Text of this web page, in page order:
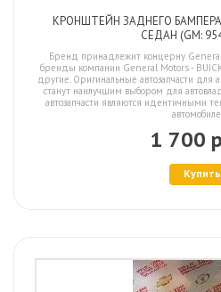
КРОНШТЕЙН ЗАДНЕГО
СЕДАН (GM:
Бренд принадлежит концерну
бренды компании General Motors -
другие. Оригинальные автозапчасти для
станут наилучшим выбором для
автозапчасти являются идентичными
1 700
Купить